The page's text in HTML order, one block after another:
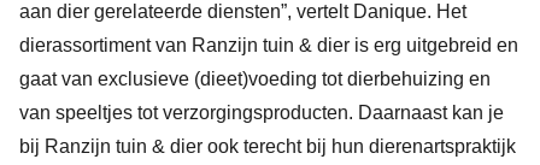
aan dier gerelateerde diensten”, vertelt Danique. Het
dierassortiment van Ranzijn tuin & dier is erg uitgebreid en
gaat van exclusieve (dieet)voeding tot dierbehuizing en
van speeltjes tot verzorgingsproducten. Daarnaast kan je
bij Ranzijn tuin & dier ook terecht bij hun dierenartspraktijk